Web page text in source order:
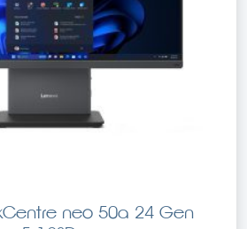
neo 50a 24 Gen